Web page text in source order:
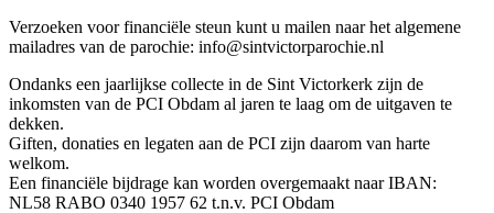
Verzoeken voor financiële steun kunt u mailen naar het algemene
mailadres van de parochie: info@sintvictorparochie.nl
Ondanks een jaarlijkse collecte in de Sint Victorkerk zijn de
inkomsten van de PCI Obdam al jaren te laag om de uitgaven te
dekken.
Giften, donaties en legaten aan de PCI zijn daarom van harte
welkom.
Een financiële bijdrage kan worden overgemaakt naar IBAN:
NL58 RABO 0340 1957 62 t.n.v. PCI Obdam